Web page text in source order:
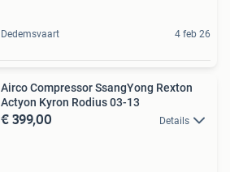
Dedemsvaart 4 feb 26
Airco Compressor SsangYong Rexton
Actyon Kyron Rodius 03-13
€ 399,00 Details